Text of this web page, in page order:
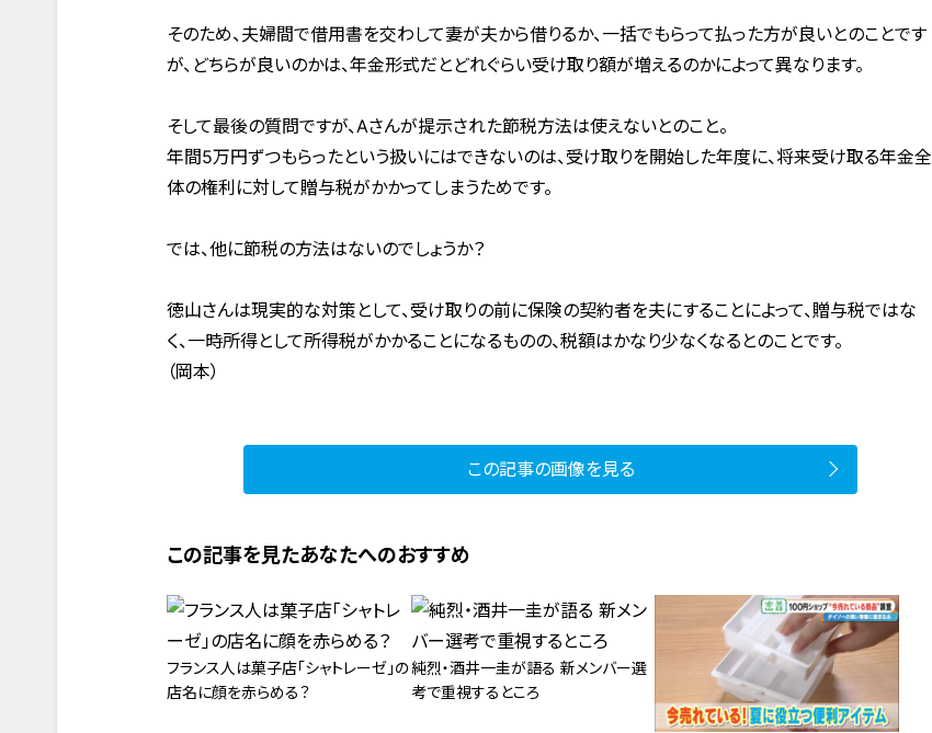
そのため、夫婦間で借用書を交わして妻が夫から借りるか、一括でもらって払った方が良いとのことです
が、どちらが良いのかは、年金形式だとどれぐらい受け取り額が増えるのかによって異なります。
そして最後の質問ですが、Aさんが提示された節税方法は使えないとのこと。
年間5万円ずつもらったという扱いにはできないのは、受け取りを開始した年度に、将来受け取る年金全
体の権利に対して贈与税がかかってしまうためです。
では、他に節税の方法はないのでしょうか？
徳山さんは現実的な対策として、受け取りの前に保険の契約者を夫にすることによって、贈与税ではな
く、一時所得として所得税がかかることになるものの、税額はかなり少なくなるとのことです。
（岡本）
この記事の画像を見る
この記事を見たあなたへのおすすめ
フランス人は菓子店「シャトレーゼ」の
店名に顔を赤らめる？
純烈・酒井一圭が語る 新メンバー選
考で重視するところ